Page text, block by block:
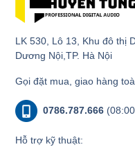
LK 530, Lô 13, Khu đô thị
Dương Nội,TP. Hà Nội
Gọi đặt mua, giao hàng
0786.787.666
Hỗ trợ kỹ thuật: